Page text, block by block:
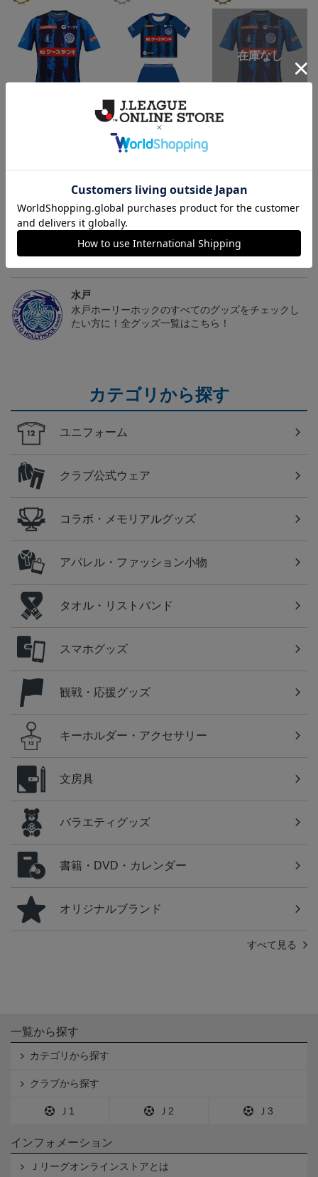
（Sｰ3XL）2026/27 オー
（130-160cm）2026/27
キッズユニフォーム FP1s
t
（4XL）2026/27 オーセ
トピックス
水戸
こだわりのデザインに注目！タオルマフラーは応援
の必須アイテム！
水戸
水戸ホーリーホックのすべてのグッズをチェックし
たい方に！全グッズ一覧はこちら！
カテゴリから探す
ユニフォーム
クラブ公式ウェア
コラボ・メモリアルグッズ
アパレル・ファッション小物
タオル・リストバンド
スマホグッズ
観戦・応援グッズ
キーホルダー・アクセサリー
文房具
バラエティグッズ
書籍・DVD・カレンダー
オリジナルブランド
すべて見る
一覧から探す
カテゴリから探す
クラブから探す
Ｊ1 Ｊ2 Ｊ3
インフォメーション
Ｊリーグオンラインストアとは